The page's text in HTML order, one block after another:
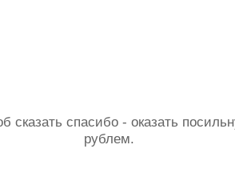
сказать спасибо - оказать
рублем.